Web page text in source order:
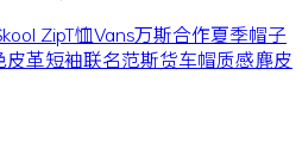
ZipT恤Vans万斯合作夏季帽子
皮革短袖联名范斯货车帽质感麂皮